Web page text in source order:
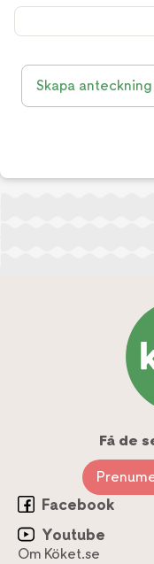
Skapa anteckning
Få de
Facebook
Youtube
Om Köket.se